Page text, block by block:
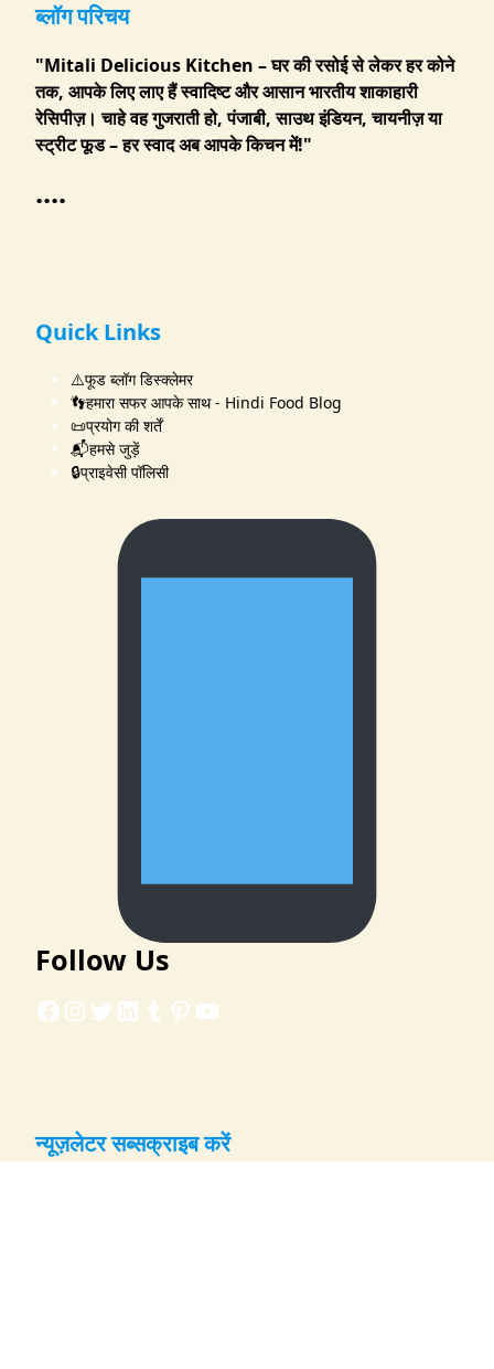
ब्लॉग परिचय
"Mitali Delicious Kitchen – घर की रसोई से लेकर हर कोने
तक, आपके लिए लाए हैं स्वादिष्ट और आसान भारतीय शाकाहारी
रेसिपीज़। चाहे वह गुजराती हो, पंजाबी, साउथ इंडियन, चायनीज़ या
स्ट्रीट फूड – हर स्वाद अब आपके किचन में!"
....
Quick Links
⚠️फूड ब्लॉग डिस्क्लेमर
👣हमारा सफर आपके साथ - Hindi Food Blog
📜प्रयोग की शर्तें
📬हमसे जुड़ें
🔒प्राइवेसी पॉलिसी
Follow Us
Facebook
Instagram
Twitter
LinkedIn
Tumblr
Pinterest
YouTube
न्यूज़लेटर सब्सक्राइब करें